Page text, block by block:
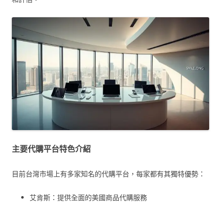
主要代購平台特色介紹
目前台灣市場上有多家知名的代購平台，每家都有其獨特優勢：
艾肯斯：提供全面的美國商品代購服務